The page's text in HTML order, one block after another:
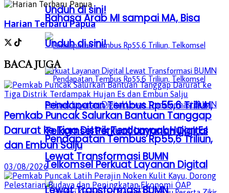
Unduh di sini!
Pendapatan Tembus Rp55,6 Triliun,
Telkomsel Perkuat Layanan Digital
Lewat Transformasi BUMN
Bahasa Arab MI sampai MA, Bisa
Unduh di sini!
Pendapatan Tembus Rp55,6 Triliun,
Telkomsel Perkuat Layanan Digital
Lewat Transformasi BUMN
Harian Terbaru Papua
BACAJUGA
Pemkab Puncak Salurkan Bantuan Tanggap
Darurat ke Tiga Distrik Terdampak Hujan Es
dan Embun Salju
03/08/2026